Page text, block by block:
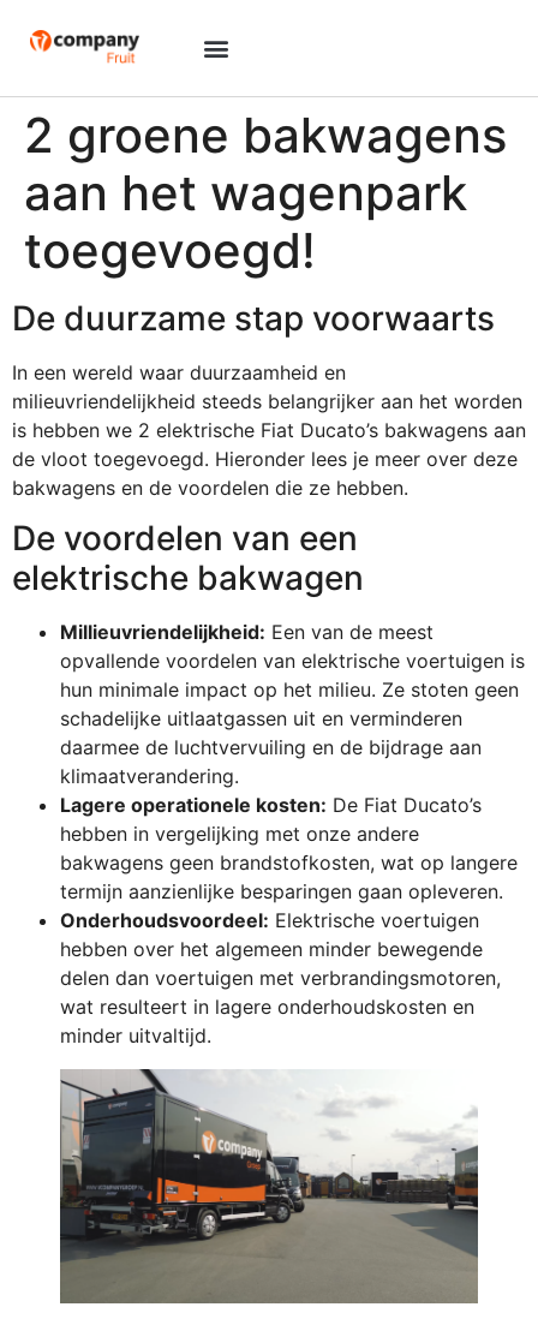
2 groene bakwagens
aan het wagenpark
toegevoegd!
De duurzame stap voorwaarts
In een wereld waar duurzaamheid en
milieuvriendelijkheid steeds belangrijker aan het worden
is hebben we 2 elektrische Fiat Ducato’s bakwagens aan
de vloot toegevoegd. Hieronder lees je meer over deze
bakwagens en de voordelen die ze hebben.
De voordelen van een
elektrische bakwagen
Millieuvriendelijkheid: Een van de meest
opvallende voordelen van elektrische voertuigen is
hun minimale impact op het milieu. Ze stoten geen
schadelijke uitlaatgassen uit en verminderen
daarmee de luchtvervuiling en de bijdrage aan
klimaatverandering.
Lagere operationele kosten: De Fiat Ducato’s
hebben in vergelijking met onze andere
bakwagens geen brandstofkosten, wat op langere
termijn aanzienlijke besparingen gaan opleveren.
Onderhoudsvoordeel: Elektrische voertuigen
hebben over het algemeen minder bewegende
delen dan voertuigen met verbrandingsmotoren,
wat resulteert in lagere onderhoudskosten en
minder uitvaltijd.